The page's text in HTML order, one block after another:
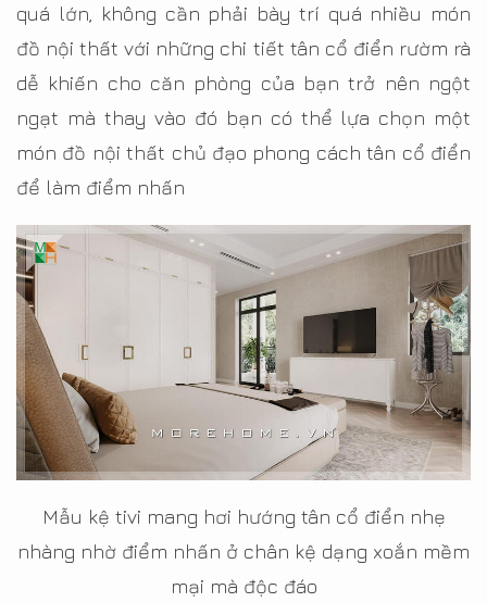
quá lớn, không cần phải bày trí quá nhiều món
đồ nội thất với những chi tiết tân cổ điển rườm rà
dễ khiến cho căn phòng của bạn trở nên ngột
ngạt mà thay vào đó bạn có thể lựa chọn một
món đồ nội thất chủ đạo phong cách tân cổ điển
để làm điểm nhấn
Mẫu kệ tivi mang hơi hướng tân cổ điển nhẹ
nhàng nhờ điểm nhấn ở chân kệ dạng xoắn mềm
mại mà độc đáo